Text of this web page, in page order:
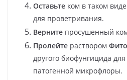
Оставьте ком в таком
для проветривания.
Верните просушенный
Пролейте раствором
другого биофунгицида
патогенной микрофлоры.